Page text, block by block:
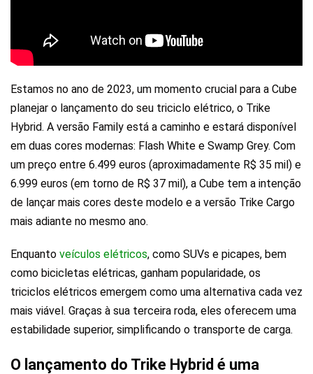
Estamos no ano de 2023, um momento crucial para a Cube
planejar o lançamento do seu triciclo elétrico, o Trike
Hybrid. A versão Family está a caminho e estará disponível
em duas cores modernas: Flash White e Swamp Grey. Com
um preço entre 6.499 euros (aproximadamente R$ 35 mil) e
6.999 euros (em torno de R$ 37 mil), a Cube tem a intenção
de lançar mais cores deste modelo e a versão Trike Cargo
mais adiante no mesmo ano.
Enquanto veículos elétricos, como SUVs e picapes, bem
como bicicletas elétricas, ganham popularidade, os
triciclos elétricos emergem como uma alternativa cada vez
mais viável. Graças à sua terceira roda, eles oferecem uma
estabilidade superior, simplificando o transporte de carga.
O lançamento do Trike Hybrid é uma